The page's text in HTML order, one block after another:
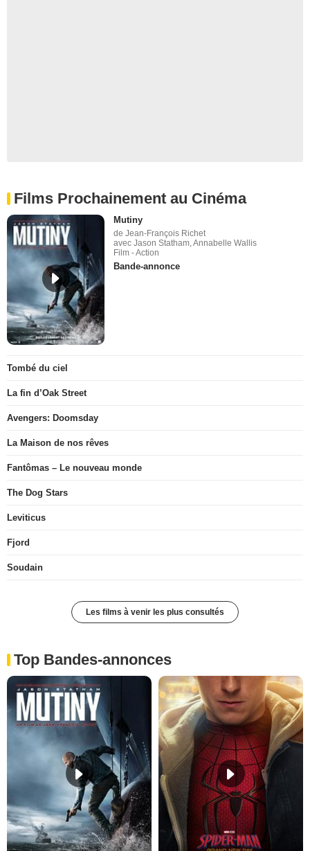
Films Prochainement au Cinéma
Mutiny
de Jean-François Richet
avec Jason Statham, Annabelle Wallis
Film - Action
Bande-annonce
Tombé du ciel
La fin d’Oak Street
Avengers: Doomsday
La Maison de nos rêves
Fantômas – Le nouveau monde
The Dog Stars
Leviticus
Fjord
Soudain
Les films à venir les plus consultés
Top Bandes-annonces